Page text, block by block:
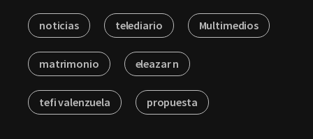
noticias telediario Multimedios
matrimonio eleazar n
tefi valenzuela propuesta